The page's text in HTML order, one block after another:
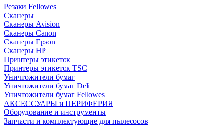
Резаки Fellowes
Сканеры
Сканеры Avision
Сканеры Canon
Сканеры Epson
Сканеры HP
Принтеры этикеток
Принтеры этикеток TSC
Уничтожители бумаг
Уничтожители бумаг Deli
Уничтожители бумаг Fellowes
АКСЕССУАРЫ и ПЕРИФЕРИЯ
Оборудование и инструменты
Запчасти и комплектующие для пылесосов